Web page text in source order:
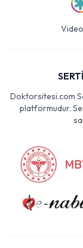
Doktorsitesi.com
platformudur.